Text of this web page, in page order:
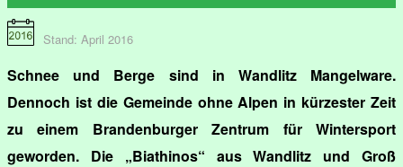
Stand: April 2016
Schnee und Berge sind in Wandlitz Mangelware.
Dennoch ist die Gemeinde ohne Alpen in kürzester Zeit
zu einem Brandenburger Zentrum für Wintersport
geworden. Die „Biathinos“ aus Wandlitz und Groß